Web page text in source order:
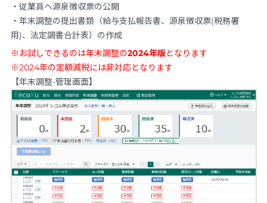
・従業員へ源泉徴収票の公開
・年末調整の提出書類（給与支払報告書、源泉徴収票(税務署
用)、法定調書合計表）の作成
※お試しできるのは年末調整の2024年版となります
※2024年の定額減税には非対応となります
【年末調整-管理画面】